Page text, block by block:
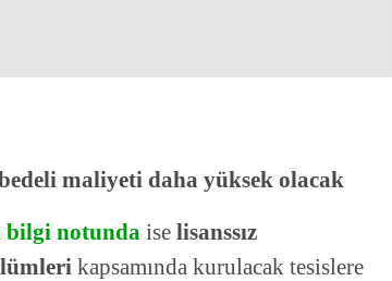
maliyeti daha yüksek olacak
bilgi notunda ise lisanssız
kapsamında kurulacak tesislere